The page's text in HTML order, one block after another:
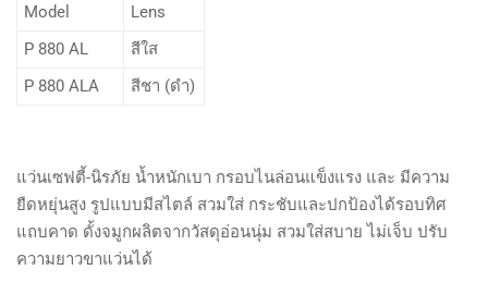
Model
Lens
P 880 AL
สีใส
P 880 ALA
สีชา (ดำ)
แว่นเซฟตี้-นิรภัย น้ำหนักเบา กรอบไนล่อนแข็งแรง และ มีความ
ยืดหยุ่นสูง รูปแบบมีสไตล์ สวมใส่ กระชับและปกป้องได้รอบทิศ
แถบคาด ดั้งจมูกผลิตจากวัสดุอ่อนนุ่ม สวมใส่สบาย ไม่เจ็บ ปรับ
ความยาวขาแว่นได้